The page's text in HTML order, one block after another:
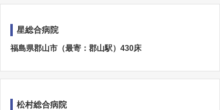
星総合病院
福島県郡山市（最寄：郡山駅）430床
松村総合病院